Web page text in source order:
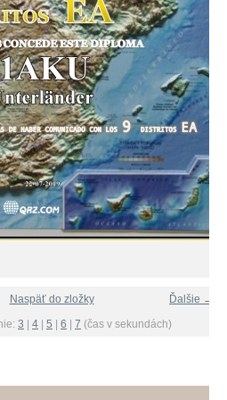
Ďalšie →
Naspäť do zložky
3 4 5 6 7 (čas v sekundách)